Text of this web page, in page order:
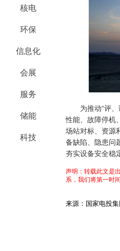
核电
环保
信息化
会展
服务
储能
科技
为推动“评、
性能、故障停机
场站对标、资源
备缺陷、隐患问
夯实设备安全稳
声明：转载此文是
系，我们将第一时
来源：国家电投集